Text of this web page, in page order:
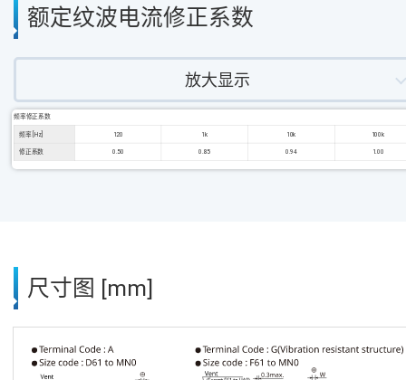
额定纹波电流修正系数
放大显示
频率修正系数
频率 [Hz] 120 1k 10k 100k
修正系数 0.50 0.85 0.94 1.00
尺寸图 [mm]